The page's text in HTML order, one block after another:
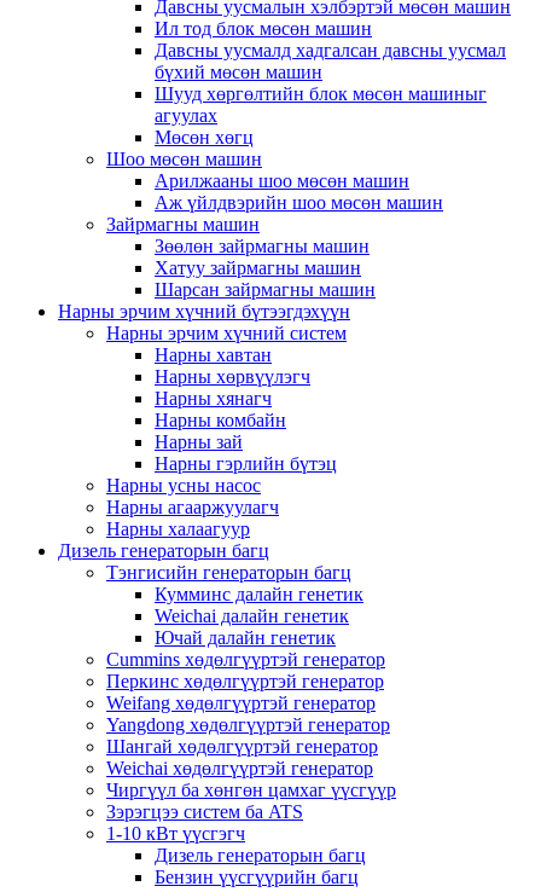
Давсны уусмалын хэлбэртэй мөсөн машин
Ил тод блок мөсөн машин
Давсны уусмалд хадгалсан давсны уусмал
бүхий мөсөн машин
Шууд хөргөлтийн блок мөсөн машиныг
агуулах
Мөсөн хөгц
Шоо мөсөн машин
Арилжааны шоо мөсөн машин
Аж үйлдвэрийн шоо мөсөн машин
Зайрмагны машин
Зөөлөн зайрмагны машин
Хатуу зайрмагны машин
Шарсан зайрмагны машин
Нарны эрчим хүчний бүтээгдэхүүн
Нарны эрчим хүчний систем
Нарны хавтан
Нарны хөрвүүлэгч
Нарны хянагч
Нарны комбайн
Нарны зай
Нарны гэрлийн бүтэц
Нарны усны насос
Нарны агааржуулагч
Нарны халаагуур
Дизель генераторын багц
Тэнгисийн генераторын багц
Кумминс далайн генетик
Weichai далайн генетик
Ючай далайн генетик
Cummins хөдөлгүүртэй генератор
Перкинс хөдөлгүүртэй генератор
Weifang хөдөлгүүртэй генератор
Yangdong хөдөлгүүртэй генератор
Шангай хөдөлгүүртэй генератор
Weichai хөдөлгүүртэй генератор
Чиргүүл ба хөнгөн цамхаг үүсгүүр
Зэрэгцээ систем ба ATS
1-10 кВт үүсгэгч
Дизель генераторын багц
Бензин үүсгүүрийн багц